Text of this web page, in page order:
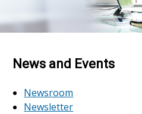
News and Events
Newsroom
Newsletter